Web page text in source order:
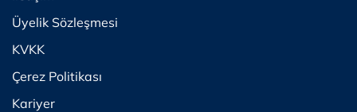
Üyelik Sözleşmesi
KVKK
Çerez Politikası
Kariyer